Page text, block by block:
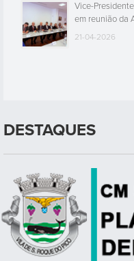
Vice-
em reunião da
21-04-2026
DESTAQUES